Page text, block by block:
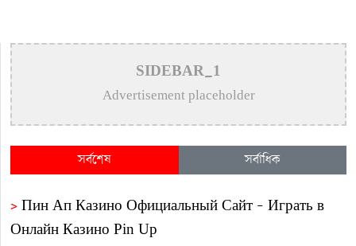
SIDEBAR_1
Advertisement placeholder
সর্বশেষ সর্বাধিক
> Пин Ап Казино Официальный Сайт – Играть в
Онлайн Казино Pin Up